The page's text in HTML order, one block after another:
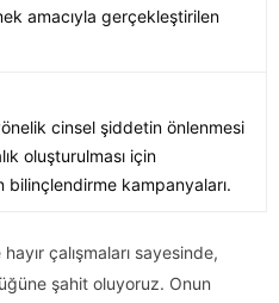
amacıyla gerçekleştirilen
cinsel şiddetin önlenmesi
oluşturulması için
bilinçlendirme kampanyaları.
çalışmaları sayesinde,
şahit oluyoruz. Onun